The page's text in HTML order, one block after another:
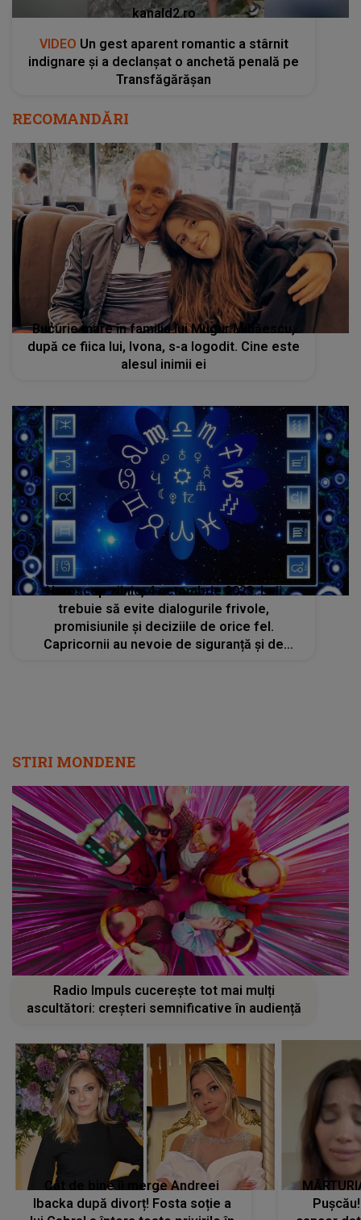
kanald2.ro
VIDEO Un gest aparent romantic a stârnit
indignare și a declanșat o anchetă penală pe
Transfăgărășan
RECOMANDĂRI
Bucurie mare în familia lui Mugur Mihăescu,
după ce fiica lui, Ivona, s-a logodit. Cine este
alesul inimii ei
Horoscop zilnic, 4 octombrie 2023: Leii
trebuie să evite dialogurile frivole,
promisiunile și deciziile de orice fel.
Capricornii au nevoie de siguranță și de
STIRI MONDENE
Radio Impuls cucerește tot mai mulți
ascultători: creșteri semnificative în audiență
Cât de bine îi merge Andreei
Ibacka după divorț! Fosta soție a